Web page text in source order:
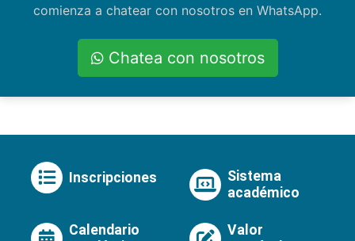
comienza a chatear con nosotros en WhatsApp.
Chatea con nosotros
Inscripciones
Sistema
académico
Calendario
Valor